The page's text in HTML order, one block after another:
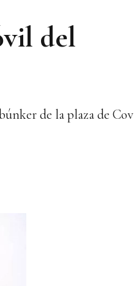
del
de la plaza de